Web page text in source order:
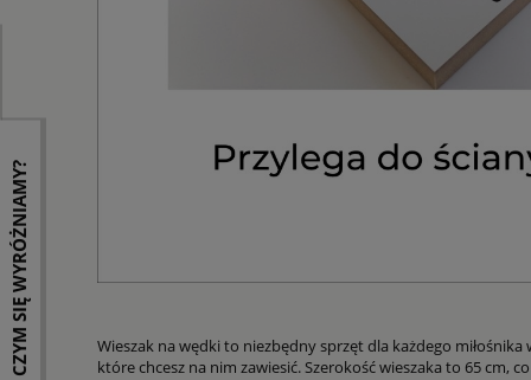
CZYM SIĘ WYRÓŻNIAMY?
Wieszak na wędki to niezbędny sprzęt dla każdego miłośnika
które chcesz na nim zawiesić. Szerokość wieszaka to 65 cm,